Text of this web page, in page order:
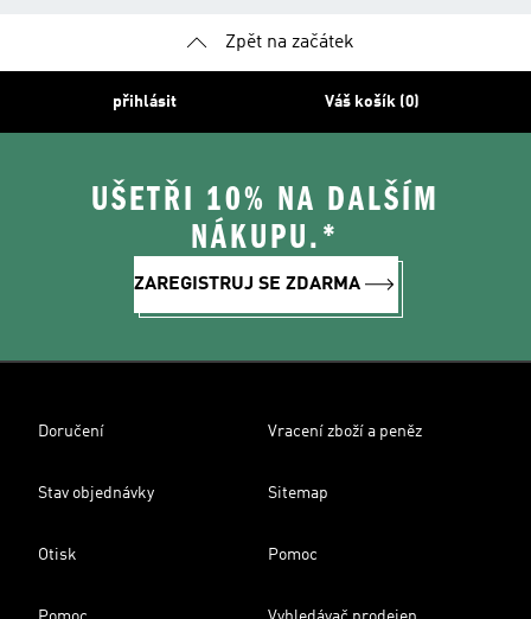
Zpět na začátek
přihlásit Váš košík (0)
UŠETŘI 10% NA DALŠÍM
NÁKUPU.*
ZAREGISTRUJ SE ZDARMA
Doručení Vracení zboží a peněz
Stav objednávky Sitemap
Otisk Pomoc